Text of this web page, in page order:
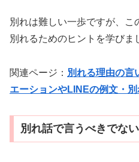
別れは難しい一歩ですが、こ
別れるためのヒントを学びま
関連ページ： 別れる理由の言
エーションやLINEの例文・
別れ話で言うべきでな